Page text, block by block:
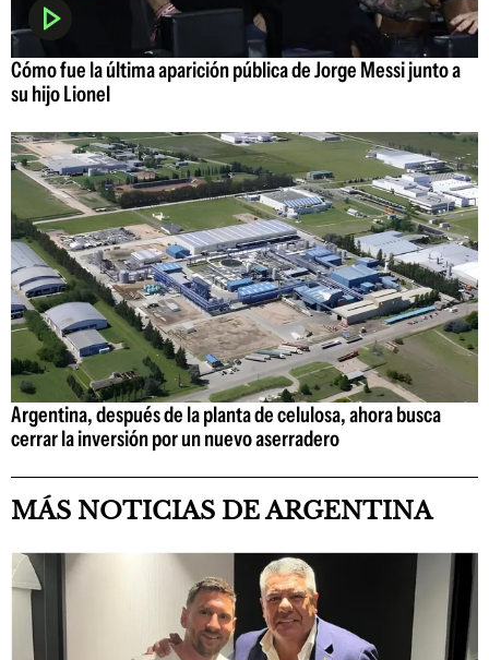
Cómo fue la última aparición pública de Jorge Messi junto a
su hijo Lionel
Argentina, después de la planta de celulosa, ahora busca
cerrar la inversión por un nuevo aserradero
MÁS NOTICIAS DE ARGENTINA